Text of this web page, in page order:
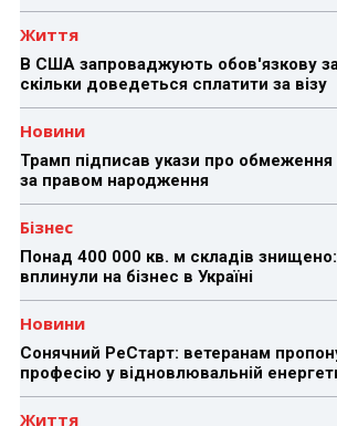
Життя
В США запроваджують обов'язкову
скільки доведеться сплатити за візу
Новини
Трамп підписав укази про
за правом народження
Бізнес
Понад 400 000 кв. м складів знищено:
вплинули на бізнес в Україні
Новини
Сонячний РеСтарт: ветеранам
професію у відновлювальній
Життя